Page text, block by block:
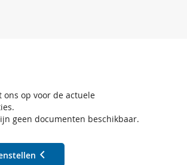
ons op voor de actuele
geen documenten beschikbaar.